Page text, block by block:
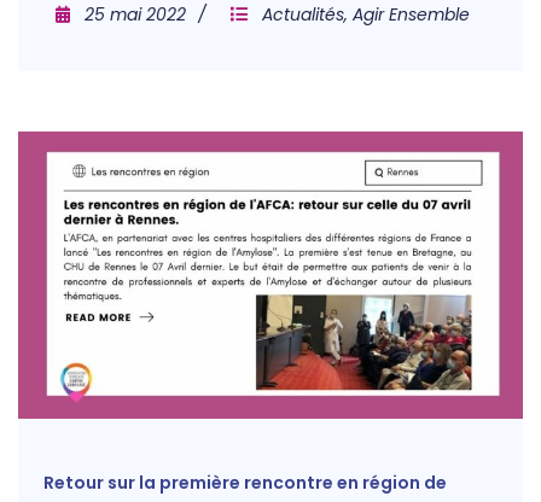
25 mai 2022 Actualités, Agir Ensemble
Retour sur la première rencontre en région de